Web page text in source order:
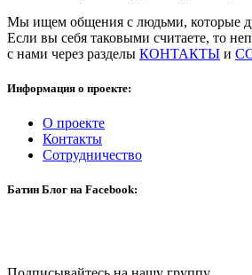
Мы ищем общения с людьми, которые
Если вы себя таковыми считаете, то
с нами через разделы КОНТАКТЫ и
Информация о проекте:
О проекте
Контакты
Сотрудничество
Батин Блог на Facebook: